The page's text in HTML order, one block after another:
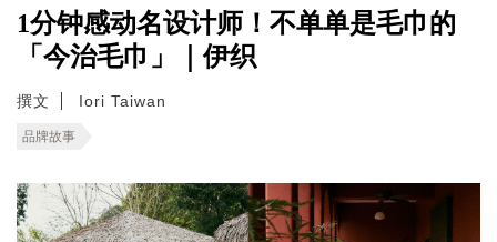
1分钟感动名设计师！不单单是毛巾的
「今治毛巾」｜伊织
撰文 Iori Taiwan
品牌故事